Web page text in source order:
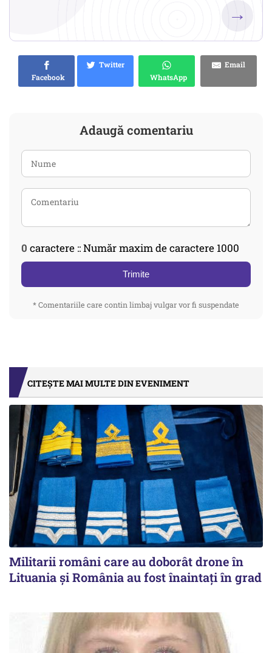
→
Facebook
Twitter
WhatsApp
Email
Adaugă comentariu
0 caractere :: Număr maxim de caractere 1000
Trimite
* Comentariile care contin limbaj vulgar vor fi suspendate
CITEȘTE MAI MULTE DIN EVENIMENT
Militarii români care au doborât drone în
Lituania şi România au fost înaintaţi în grad